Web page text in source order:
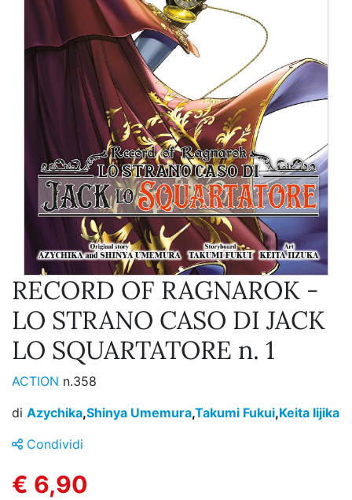
RECORD OF RAGNAROK -
LO STRANO CASO DI JACK
LO SQUARTATORE n. 1
ACTION n.358
di Azychika,Shinya Umemura,Takumi Fukui,Keita Iijika
Condividi
€ 6,90